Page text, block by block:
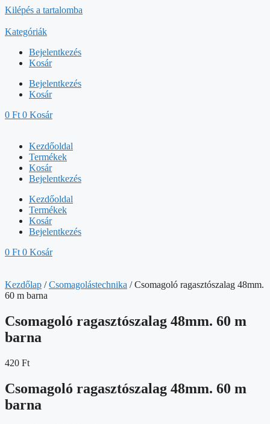
Kilépés a tartalomba
Kategóriák
Bejelentkezés
Kosár
Bejelentkezés
Kosár
0 Ft 0 Kosár
Kezdőoldal
Termékek
Kosár
Bejelentkezés
Kezdőoldal
Termékek
Kosár
Bejelentkezés
0 Ft 0 Kosár
Kezdőlap /Csomagolástechnika / Csomagoló ragasztószalag 48mm.
60 m barna
Csomagoló ragasztószalag 48mm. 60 m
barna
420 Ft
Csomagoló ragasztószalag 48mm. 60 m
barna